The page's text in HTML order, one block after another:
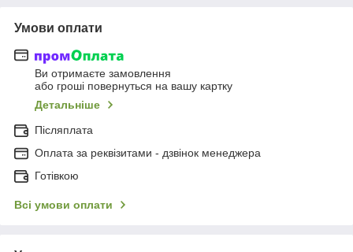
Умови оплати
Ви отримаєте замовлення
або гроші повернуться на вашу картку
Детальніше
Післяплата
Оплата за реквізитами - дзвінок менеджера
Готівкою
Всі умови оплати